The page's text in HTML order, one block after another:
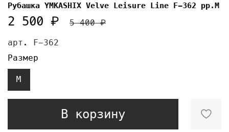
арт. F-362
Рубашка YMKASHIX Velve Leisure Line F-362 pp.M
2 500 ₽ 5 400 ₽
В корзину
Размер
M